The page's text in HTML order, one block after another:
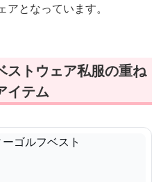
となっています。
ストウェア私服の重ね
イテム